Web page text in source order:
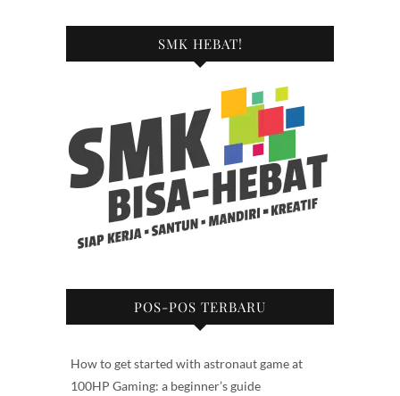
SMK HEBAT!
POS-POS TERBARU
How to get started with astronaut game at
100HP Gaming: a beginner’s guide